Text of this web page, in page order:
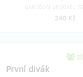
240 Kč
První divák